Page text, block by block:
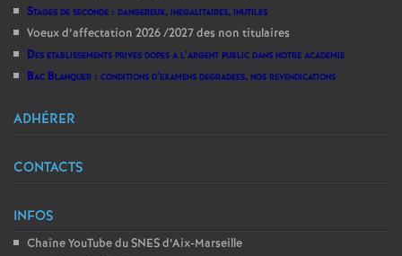
Stages de seconde : dangereux, inégalitaires, inutiles
Voeux d’affectation 2026 /2027 des non titulaires
Des établissements privés dopés à l’argent public dans notre académie
Bac Blanquer : conditions d’examens dégradées, nos revendications
ADHÉRER
CONTACTS
INFOS
Chaîne YouTube du SNES d’Aix-Marseille